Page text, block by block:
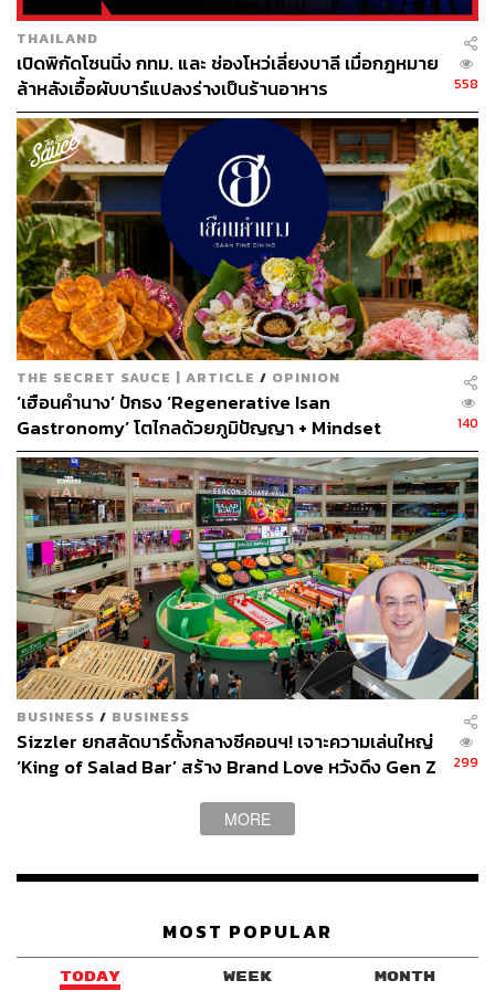
THAILAND
เปิดพิกัดโซนนิ่ง กทม. และ ช่องโหว่เลี่ยงบาลี เมื่อกฎหมาย
ล้าหลังเอื้อผับบาร์แปลงร่างเป็นร้านอาหาร
558
THE SECRET SAUCE | ARTICLE / OPINION
‘เฮือนคำนาง’ ปักธง ‘Regenerative Isan
Gastronomy’ โตไกลด้วยภูมิปัญญา + Mindset
140
BUSINESS / BUSINESS
Sizzler ยกสลัดบาร์ตั้งกลางซีคอนฯ! เจาะความเล่นใหญ่
‘King of Salad Bar’ สร้าง Brand Love หวังดึง Gen Z
299
MORE
MOST POPULAR
TODAY WEEK MONTH